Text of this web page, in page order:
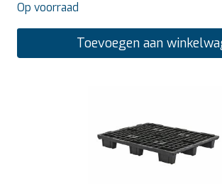
Op voorraad
Toevoegen aan